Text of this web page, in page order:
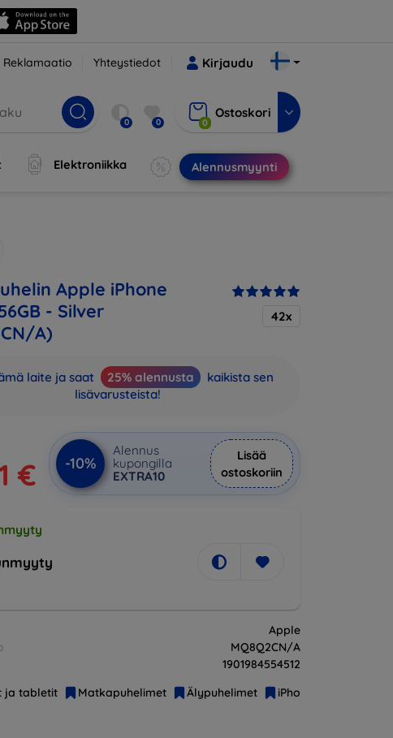
Reklamaatio Yhteystiedot Kirjaudu
0 0 0
Ostoskori
Elektroniikka Alennusmyynti
Apple iPhone
- Silver
A)
42x
laite ja saat 25% alennusta
kaikista sen
lisävarusteista!
€ -10%
Alennus
kupongilla
EXTRA10
Lisää
ostoskoriin
Apple
MQ8Q2CN/A
1901984554512
ja tabletit
Matkapuhelimet Älypuhelimet iPhone